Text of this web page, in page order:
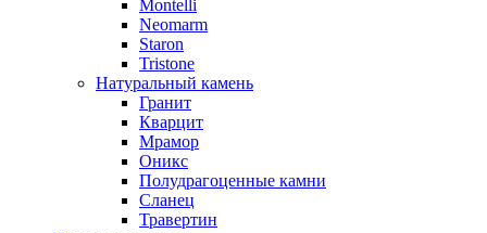
Montelli
Neomarm
Staron
Tristone
Натуральный камень
Гранит
Кварцит
Мрамор
Оникс
Полудрагоценные камни
Сланец
Травертин